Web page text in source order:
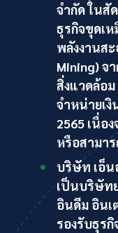
จำกัด ในสั
ธุรกิจขุดเห
พลังงานส
Mining) จ
สิ่งแวดล้อ
จำหน่ายเ
2565 เนื่อ
หรือสามา
บริษัท เอ็น
เป็นบริษัท
อินดีม อินเ
รองรับธุร